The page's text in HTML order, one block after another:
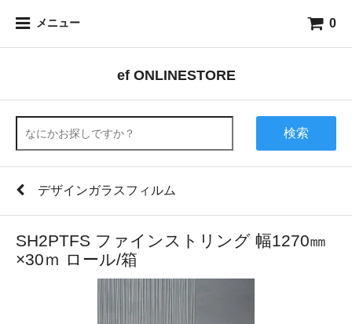
メニュー 0
ef ONLINESTORE
検索
デザインガラスフィルム
SH2PTFS ファインストリング 幅1270㎜
×30ｍ ロール/箱